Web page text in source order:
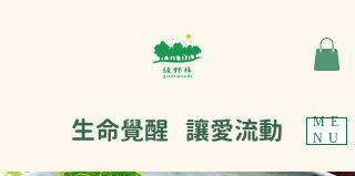
ME
NU
生命覺醒 讓愛流動